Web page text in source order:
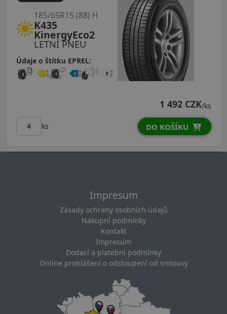
LETNÍ PNEU
K435
KinergyEco2
185/65R15 (88) H
Údaje o štítku EPREL:
1 492 CZK/ks
ks DO KOŠÍKU
Impresum
Zásady ochrany osobních údajů
Nákupní podmínky
Kontakt
Impresum
Dodací a platební podmínky
Online prohlášení o odstoupení od smlouvy